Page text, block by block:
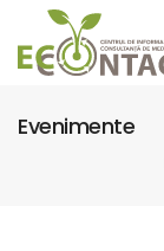
Evenimente